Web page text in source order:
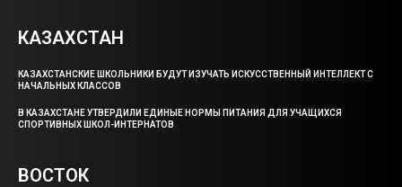
КАЗАХСТАН
КАЗАХСТАНСКИЕ ШКОЛЬНИКИ БУДУТ ИЗУЧАТЬ ИСКУССТВЕННЫЙ ИНТЕЛЛЕКТ С
НАЧАЛЬНЫХ КЛАССОВ
В КАЗАХСТАНЕ УТВЕРДИЛИ ЕДИНЫЕ НОРМЫ ПИТАНИЯ ДЛЯ УЧАЩИХСЯ
СПОРТИВНЫХ ШКОЛ-ИНТЕРНАТОВ
ВОСТОК